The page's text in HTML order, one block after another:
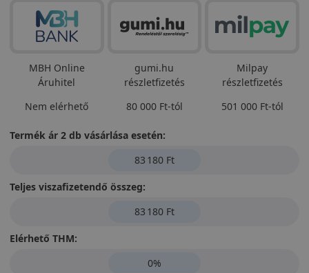
MBH Online
Áruhitel
Nem elérhető
gumi.hu
részletfizetés
80 000 Ft-tól
Milpay
részletfizetés
501 000 Ft-tól
Termék ár 2 db vásárlása esetén:
83 180 Ft
Teljes viszafizetendő összeg:
83 180 Ft
Elérhető THM:
0%